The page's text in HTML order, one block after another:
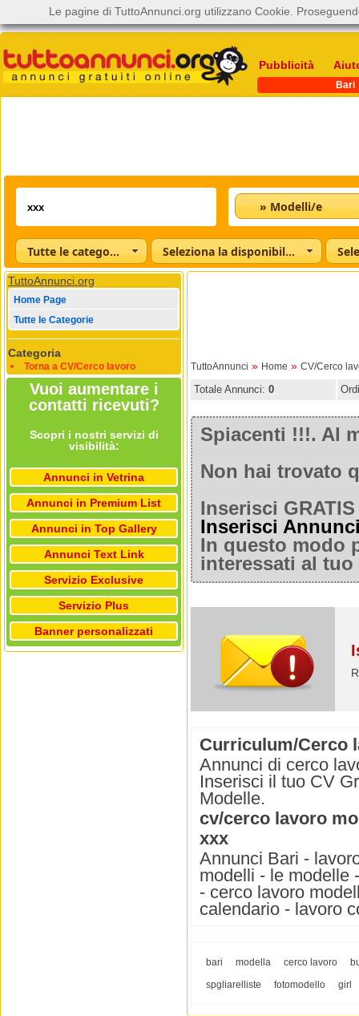
Pubblicità
Bari
» Modelli/e
Tutte le categorie Seleziona la disponibilità
TuttoAnnunci.org
Home Page
Tutte le Categorie
Categoria
Torna a CV/Cerco lavoro
Vuoi aumentare i
contatti ricevuti?
Scopri i nostri servizi di
visibilità:
Annunci in Vetrina
Annunci in Premium List
Annunci in Top Gallery
Annunci Text Link
Servizio Exclusive
Servizio Plus
Banner personalizzati
TuttoAnnunci » Home » CV/Cerco
Totale Annunci: 0
Spiacenti !!!. Al
Non hai trovato
Inserisci
Inserisci
In questo modo
interessati al
Curriculum/Cerco
Annunci di cerco
Inserisci il tuo CV
Modelle.
cv/cerco lavoro
xxx
Annunci Bari -
modelli - le modelle
- cerco lavoro
calendario - lavoro
bari modella cerco lavoro
spgliarelliste
fotomodello girl
Le pagine di TuttoAnnunci.org utilizzano Cookie.